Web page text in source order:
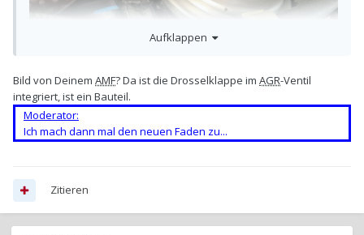
Aufklappen
Bild von Deinem AMF? Da ist die Drosselklappe im AGR-Ventil
integriert, ist ein Bauteil.
Moderator:
Ich mach dann mal den neuen Faden zu...
Zitieren